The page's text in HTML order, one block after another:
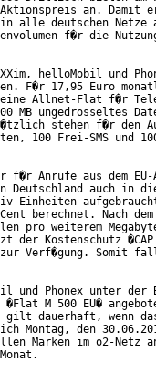
Aktionspreis an. Damit
alle deutschen Netze
f�r die
helloMobil und
F�r 17,95 Euro
eine Allnet-Flat f�r
MB ungedrosseltes
stehen f�r den
100 Frei-SMS und
Anrufe aus dem EU-
Deutschland auch in
Einheiten
berechnet. Nach dem
pro weiterem
der Kostenschutz
zur Verf�gung. Somit
und Phonex unter der
M 500 EU�
gilt dauerhaft, wenn
Montag, den
Marken im o2-Netz